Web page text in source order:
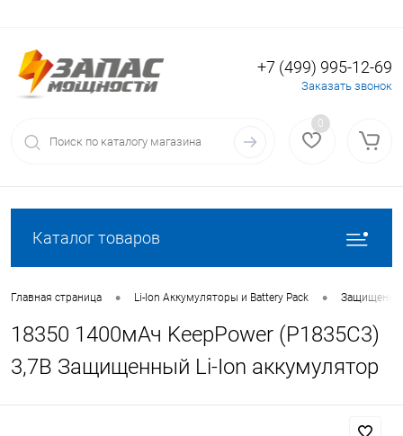
Вход Регистрация
+7 (499) 995-12-69
Заказать звонок
0
Каталог товаров
Главная страница • Li-Ion Аккумуляторы и Battery Pack •
18350 1400мАч KeepPower (P1835C3)
3,7В Защищенный Li-Ion аккумулятор